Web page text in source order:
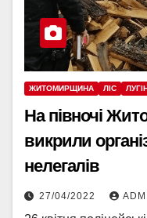
ЖИТОМИРЩИНА ЛІС
На півночі
викрили
нелегалів
27/04/2022